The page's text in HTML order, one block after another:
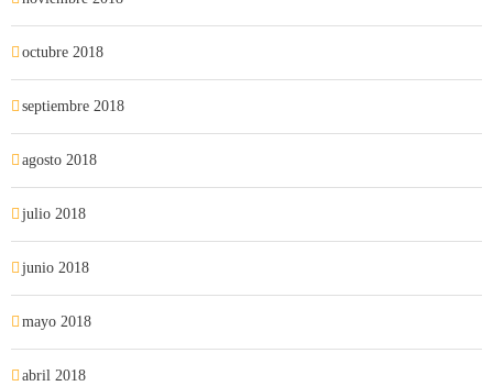
octubre 2018
septiembre 2018
agosto 2018
julio 2018
junio 2018
mayo 2018
abril 2018